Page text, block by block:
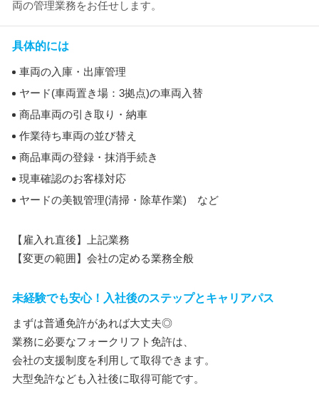
両の管理業務をお任せします。
具体的には
車両の入庫・出庫管理
ヤード(車両置き場：3拠点)の車両入替
商品車両の引き取り・納車
作業待ち車両の並び替え
商品車両の登録・抹消手続き
現車確認のお客様対応
ヤードの美観管理(清掃・除草作業) など
【雇入れ直後】上記業務
【変更の範囲】会社の定める業務全般
未経験でも安心！入社後のステップとキャリアパス
まずは普通免許があれば大丈夫◎
業務に必要なフォークリフト免許は、
会社の支援制度を利用して取得できます。
大型免許なども入社後に取得可能です。